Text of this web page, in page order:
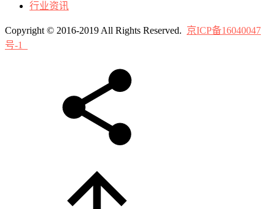
行业资讯
Copyright © 2016-2019 All Rights Reserved. 京ICP备16040047
号-1